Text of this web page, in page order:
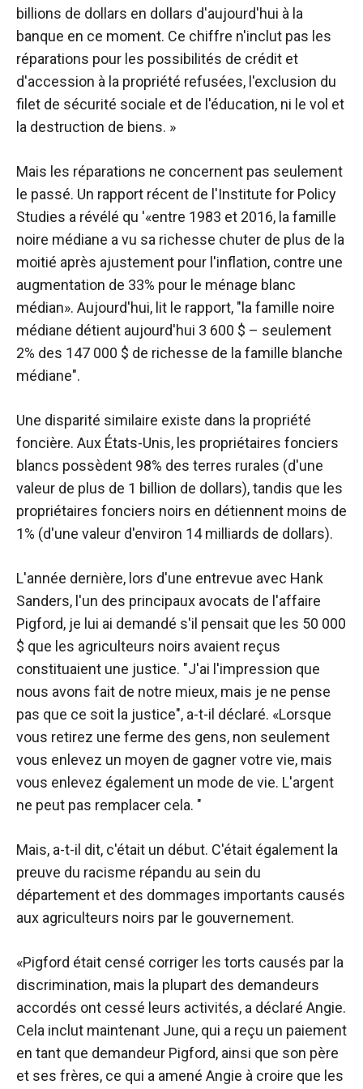
billions de dollars en dollars d'aujourd'hui à la
banque en ce moment. Ce chiffre n'inclut pas les
réparations pour les possibilités de crédit et
d'accession à la propriété refusées, l'exclusion du
filet de sécurité sociale et de l'éducation, ni le vol et
la destruction de biens. »
Mais les réparations ne concernent pas seulement
le passé. Un rapport récent de l'Institute for Policy
Studies a révélé qu '«entre 1983 et 2016, la famille
noire médiane a vu sa richesse chuter de plus de la
moitié après ajustement pour l'inflation, contre une
augmentation de 33% pour le ménage blanc
médian». Aujourd'hui, lit le rapport, "la famille noire
médiane détient aujourd'hui 3 600 $ – seulement
2% des 147 000 $ de richesse de la famille blanche
médiane".
Une disparité similaire existe dans la propriété
foncière. Aux États-Unis, les propriétaires fonciers
blancs possèdent 98% des terres rurales (d'une
valeur de plus de 1 billion de dollars), tandis que les
propriétaires fonciers noirs en détiennent moins de
1% (d'une valeur d'environ 14 milliards de dollars).
L'année dernière, lors d'une entrevue avec Hank
Sanders, l'un des principaux avocats de l'affaire
Pigford, je lui ai demandé s'il pensait que les 50 000
$ que les agriculteurs noirs avaient reçus
constituaient une justice. "J'ai l'impression que
nous avons fait de notre mieux, mais je ne pense
pas que ce soit la justice", a-t-il déclaré. «Lorsque
vous retirez une ferme des gens, non seulement
vous enlevez un moyen de gagner votre vie, mais
vous enlevez également un mode de vie. L'argent
ne peut pas remplacer cela. "
Mais, a-t-il dit, c'était un début. C'était également la
preuve du racisme répandu au sein du
département et des dommages importants causés
aux agriculteurs noirs par le gouvernement.
«Pigford était censé corriger les torts causés par la
discrimination, mais la plupart des demandeurs
accordés ont cessé leurs activités, a déclaré Angie.
Cela inclut maintenant June, qui a reçu un paiement
en tant que demandeur Pigford, ainsi que son père
et ses frères, ce qui a amené Angie à croire que les